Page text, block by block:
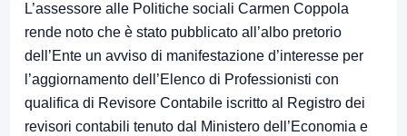
L’assessore alle Politiche sociali Carmen Coppola
rende noto che è stato pubblicato all’albo pretorio
dell’Ente un avviso di manifestazione d’interesse per
l’aggiornamento dell’Elenco di Professionisti con
qualifica di Revisore Contabile iscritto al Registro dei
revisori contabili tenuto dal Ministero dell’Economia e